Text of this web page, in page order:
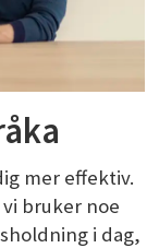
mer effektiv.
bruker noe
i dag,